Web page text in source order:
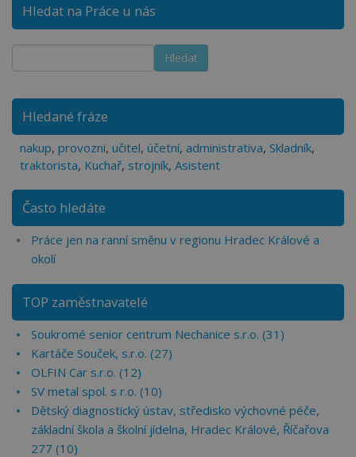
Hledat na Práce u nás
Hledané fráze
nakup, provozni, učitel, účetní, administrativa, Skladník,
traktorista, Kuchař, strojník, Asistent
Často hledáte
Práce jen na ranní směnu v regionu Hradec Králové a
okolí
TOP zaměstnavatelé
Soukromé senior centrum Nechanice s.r.o. (31)
Kartáče Souček, s.r.o. (27)
OLFIN Car s.r.o. (12)
SV metal spol. s r.o. (10)
Dětský diagnostický ústav, středisko výchovné péče,
základní škola a školní jídelna, Hradec Králové, Říčařova
277 (10)